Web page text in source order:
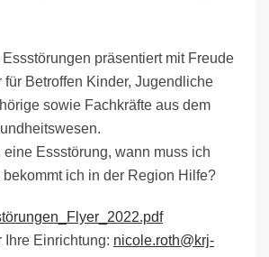
präsentiert mit Freude
Betroffen Kinder, Jugendliche
sowie Fachkräfte aus dem
Essstörung, wann muss ich
ich in der Region Hilfe?
Ihre Einrichtung: nicole.roth@krj-